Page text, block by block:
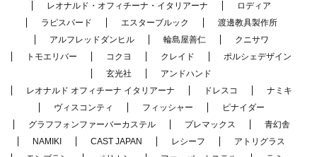
レオナルド・オフィチーナ・イタリアーナ
ロディア
ラピスバード
エスターブルック
渡邊教具製作所
アルフレッドダンヒル
輪島屋善仁
クニサワ
トモエリバー
コクヨ クレイド
ポルシェデザイン
玄光社
アンドハンド
レオナルド オフィチーナ イタリアーナ
ドレスコ
ナミキ
ヴィスコンティ
フィッシャー
ピナイダー
グラフフォンファーバーカステル
プレマックス
青幻舎
NAMIKI
CAST JAPAN レシーフ
アトリグラス